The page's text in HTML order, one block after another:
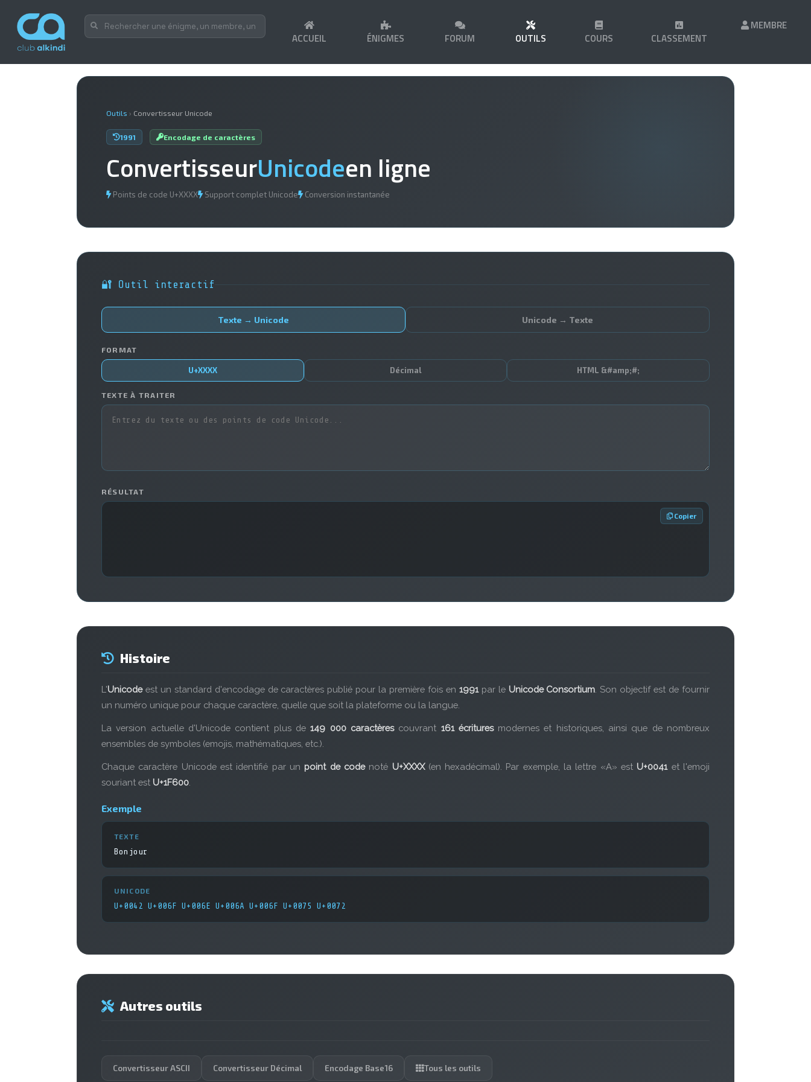
ACCUEIL ÉNIGMES FORUM OUTILS COURS CLASSEMENT
MEMBRE
Outils › Convertisseur Unicode
1991 Encodage de caractères
ConvertisseurUnicodeen ligne
Points de code U+XXXX Support complet Unicode Conversion instantanée
🔐 Outil interactif
Texte → Unicode Unicode → Texte
FORMAT
U+XXXX Décimal HTML &#amp;#;
TEXTE À TRAITER
RÉSULTAT
Copier
Histoire
L'Unicodeest un standard d'encodage de caractères publié pour la première fois en 1991par le Unicode Consortium . Son objectif est de fournir
un numéro unique pour chaque caractère, quelle que soit la plateforme ou la langue.
La version actuelle d'Unicode contient plus de149 000 caractèrescouvrant 161 écrituresmodernes et historiques, ainsi que de nombreux
ensembles de symboles (emojis, mathématiques, etc.).
Chaque caractère Unicode est identifié par un point de codenoté U+XXXX(en hexadécimal). Par exemple, la lettre «A» est U+0041et l'emoji
souriant est U+1F600
Exemple
TEXTE
Bonjour
UNICODE
U+0042 U+006F U+006E U+006A U+006F U+0075 U+0072
Autres outils
Convertisseur ASCII Convertisseur Décimal Encodage Base16 Tous les outils